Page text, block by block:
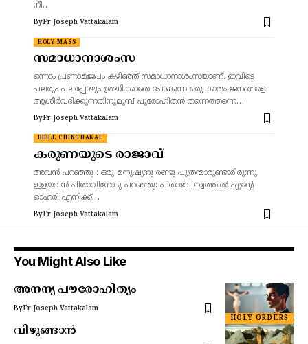
നീ…
ByFr Joseph Vattakalam
HOLY MASS
സമാധാനാശംസ
ഒന്നാം പ്രണാമജപം കഴിഞ്ഞ് സമാധാനാശംസയാണ്. ഇവിടെ
പലരും പലപ്പോഴും ശ്രദ്ധിക്കാതെ പോകുന്ന ഒരു കാര്യം ജനങ്ങളെ
ആശീർവദിക്കുന്നതിനുമുമ്പ് പുരോഹിതൻ തന്നെത്തന്നെ…
ByFr Joseph Vattakalam
BIBLE CHINTHAKAL
കരുണയുടെ രാജാവ്
അവൻ പറഞ്ഞു : ഒരു മനുഷ്യനു രണ്ടു പുത്രന്മാരുണ്ടാരിരുന്നു.
ഇളയവൻ പിതാവിനോടു പറഞ്ഞു: പിതാവേ സ്വത്തിൽ എൻ്റെ
ഓഹരി എനിക്ക്…
ByFr Joseph Vattakalam
You Might Also Like
HOLY ORDERS
അനന്യ പൗരോഹിത്യം
ByFr Joseph Vattakalam
വിഴുങ്ങാൻ